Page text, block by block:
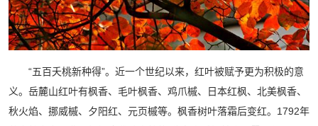
“五百夭桃新种得”。近一个世纪以来，红叶被赋予更为积极的意
义。岳麓山红叶有枫香、毛叶枫香、鸡爪槭、日本红枫、北美枫香、
秋火焰、挪威槭、夕阳红、元页槭等。枫香树叶落霜后变红。1792年